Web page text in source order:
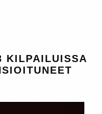
KILPAILUISSA